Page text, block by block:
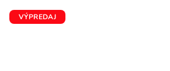
VÝPREDAJ